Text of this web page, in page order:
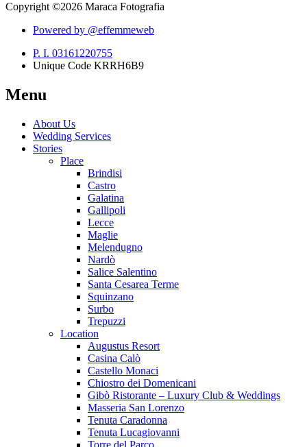
Copyright ©2026 Maraca Fotografia
Powered by @effemmeweb
P. I. 03161220755
Unique Code KRRH6B9
Menu
About Us
Wedding Services
Stories
Place
Brindisi
Castro
Galatina
Gallipoli
Lecce
Maglie
Melendugno
Nardò
Salice Salentino
Santa Cesarea Terme
Squinzano
Surbo
Trepuzzi
Location
Augustus Resort
Casina Calò
Castello Monaci
Chiostro dei Domenicani
Gibò Ristorante – Luxury Club & Weddings
Masseria San Lorenzo
Tenuta Caradonna
Tenuta Lucagiovanni